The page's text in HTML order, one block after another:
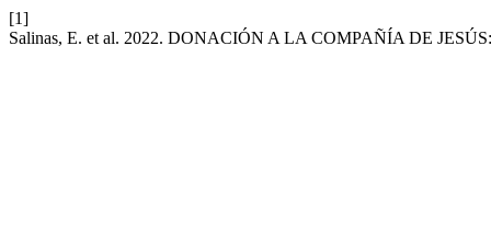
[1]
Salinas, E. et al. 2022. DONACIÓN A LA COMPAÑÍA DE